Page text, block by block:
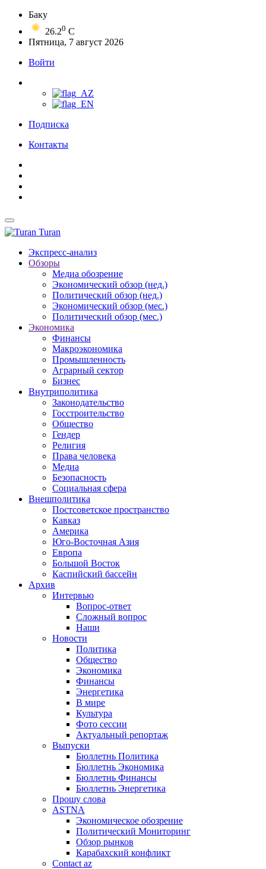
Баку
26.20 C
Пятница, 7 август 2026
Войти
Подписка
Контакты
Turan
Экспресс-анализ
Обзоры
Медиа обозрение
Экономический обзор (нед.)
Политический обзор (нед.)
Экономический обзор (мес.)
Политический обзор (мес.)
Экономика
Финансы
Макроэкономика
Промышленность
Аграрный сектор
Бизнес
Внутриполитика
Законодательство
Госстроительство
Общество
Гендер
Религия
Права человека
Медиа
Безопасность
Социальная сфера
Внешполитика
Постсоветское пространство
Кавказ
Америка
Юго-Восточная Азия
Европа
Большой Восток
Каспийский бассейн
Архив
Интервью
Вопрос-ответ
Сложный вопрос
Наши
Новости
Политика
Общество
Экономика
Финансы
Энергетика
В мире
Культура
Фото сессии
Актуальный репортаж
Выпуски
Бюллетнь Политика
Бюллетнь Экономика
Бюллетнь Финансы
Бюллетнь Энергетика
Прошу слова
ASTNA
Экономическое обозрение
Политический Мониторинг
Обзор рынков
Карабахский конфликт
Contact az